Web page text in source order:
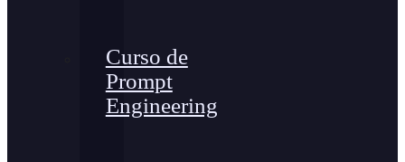
Curso de
Prompt
Engineering